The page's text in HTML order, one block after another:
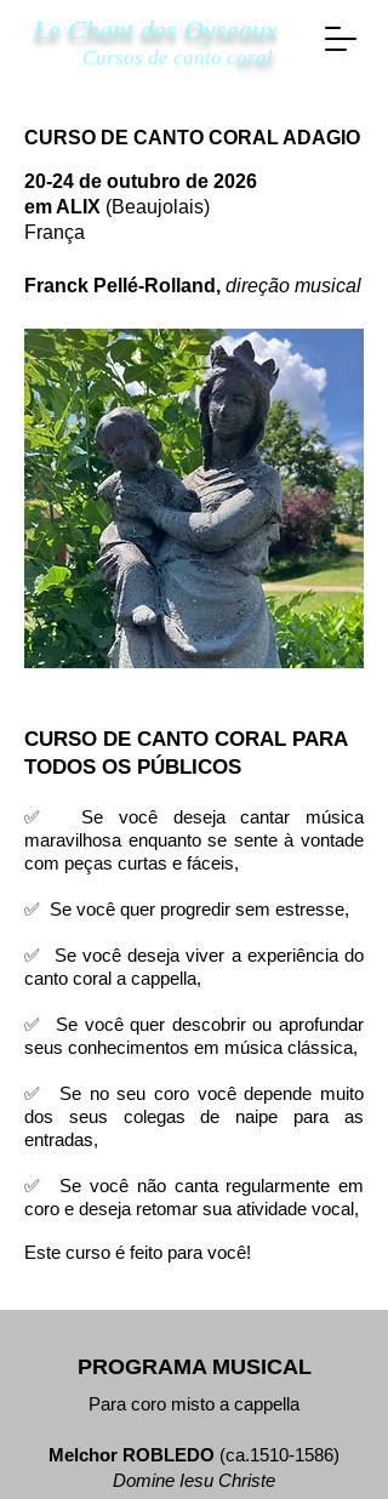
Le Chant des Oyseaux
Cursos de canto coral
CURSO DE CANTO CORAL ADAGIO
20-24 de outubro de 2026
em ALIX (Beaujolais)
França
Franck Pellé-Rolland, direção musical
CURSO DE CANTO CORAL PARA
TODOS OS PÚBLICOS
✅ Se você deseja cantar música
maravilhosa enquanto se sente à vontade
com peças curtas e fáceis,
✅ Se você quer progredir sem estresse,
✅ Se você deseja viver a experiência do
canto coral a cappella,
✅ Se você quer descobrir ou aprofundar
seus conhecimentos em música clássica,
✅ Se no seu coro você depende muito
dos seus colegas de naipe para as
entradas,
✅ Se você não canta regularmente em
coro e deseja retomar sua atividade vocal,
Este curso é feito para você!
PROGRAMA MUSICAL
Para coro misto a cappella
Melchor ROBLEDO (ca.1510-1586)
Domine Iesu Christe